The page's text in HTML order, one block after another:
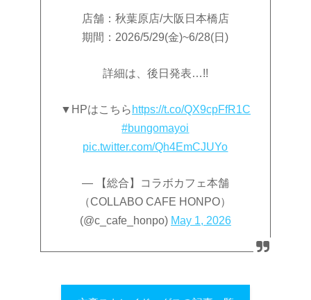
店舗：秋葉原店/大阪日本橋店
期間：2026/5/29(金)~6/28(日)
詳細は、後日発表…!!
▼HPはこちら https://t.co/QX9cpFfR1C
#bungomayoi
pic.twitter.com/Qh4EmCJUYo
— 【総合】コラボカフェ本舗
（COLLABO CAFE HONPO）
(@c_cafe_honpo) May 1, 2026